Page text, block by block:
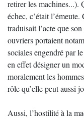
retirer les machines...).
échec, c’était
traduisait l’acte que
ouvriers portaient
sociales engendré par
en effet désigner un
moralement les
rôle qu’elle peut aussi
Aussi, l’hostilité à la